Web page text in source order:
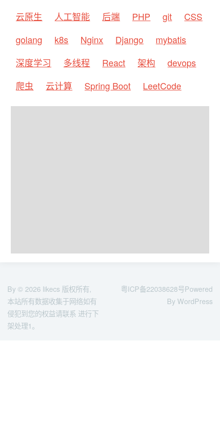
云原生
人工智能 后端 PHP git
CSS
golang
k8s Nginx Django
mybatis
深度学习
多线程 React 架构
devops
爬虫
云计算 Spring Boot LeetCode
By © 2026 likecs 版权所有,
本站所有数据收集于网络如有
侵犯到您的权益请联系 进行下
架处理1。
粤ICP备22038628号Powered
By WordPress